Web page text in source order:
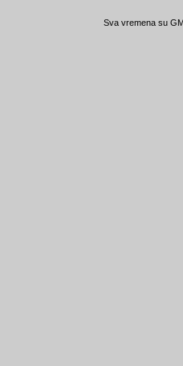
Sva vremena su